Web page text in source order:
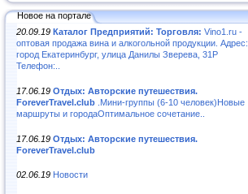
Новое на портале
20.09.19 Каталог Предприятий: Торговля: Vino1.ru -
оптовая продажа вина и алкогольной продукции. Адрес:
город Екатеринбург, улица Данилы Зверева, 31Р
Телефон:..
17.06.19 Отдых: Авторские путешествия.
ForeverTravel.club .Мини-группы (6-10 человек)Новые
маршруты и городаОптимальное сочетание..
17.06.19 Отдых: Авторские путешествия.
ForeverTravel.club
02.06.19 Новости